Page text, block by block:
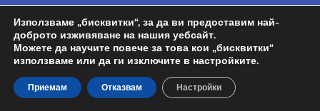
Copyright © 2026Espa BG | Задвижван от
Wordpress | Design by Росен
Политика на поверителност
Използваме „бисквитки“, за да ви предоставим най-
доброто изживяване на нашия уебсайт.
Можете да научите повече за това кои „бисквитки“
използваме или да ги изключите в настройките.
Приемам Отказвам Настройки